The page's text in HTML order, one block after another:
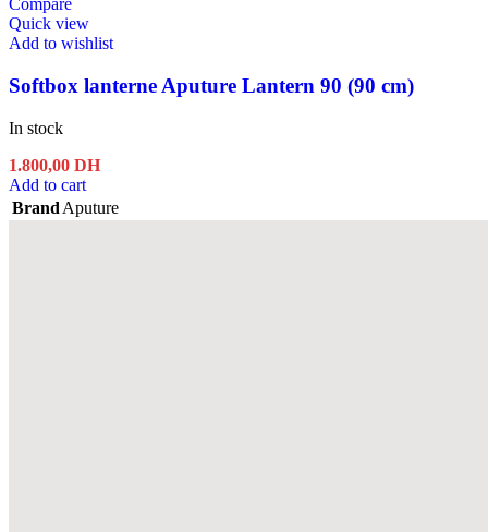
Compare
Quick view
Add to wishlist
Softbox lanterne Aputure Lantern 90 (90 cm)
In stock
1.800,00 DH
Add to cart
Brand Aputure